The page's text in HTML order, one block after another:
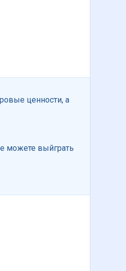
ценности, а
можете выйграть